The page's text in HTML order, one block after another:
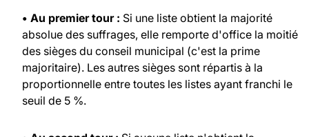
• Au premier tour : Si une liste obtient la majorité
absolue des suffrages, elle remporte d'office la moitié
des sièges du conseil municipal (c'est la prime
majoritaire). Les autres sièges sont répartis à la
proportionnelle entre toutes les listes ayant franchi le
seuil de 5 %.